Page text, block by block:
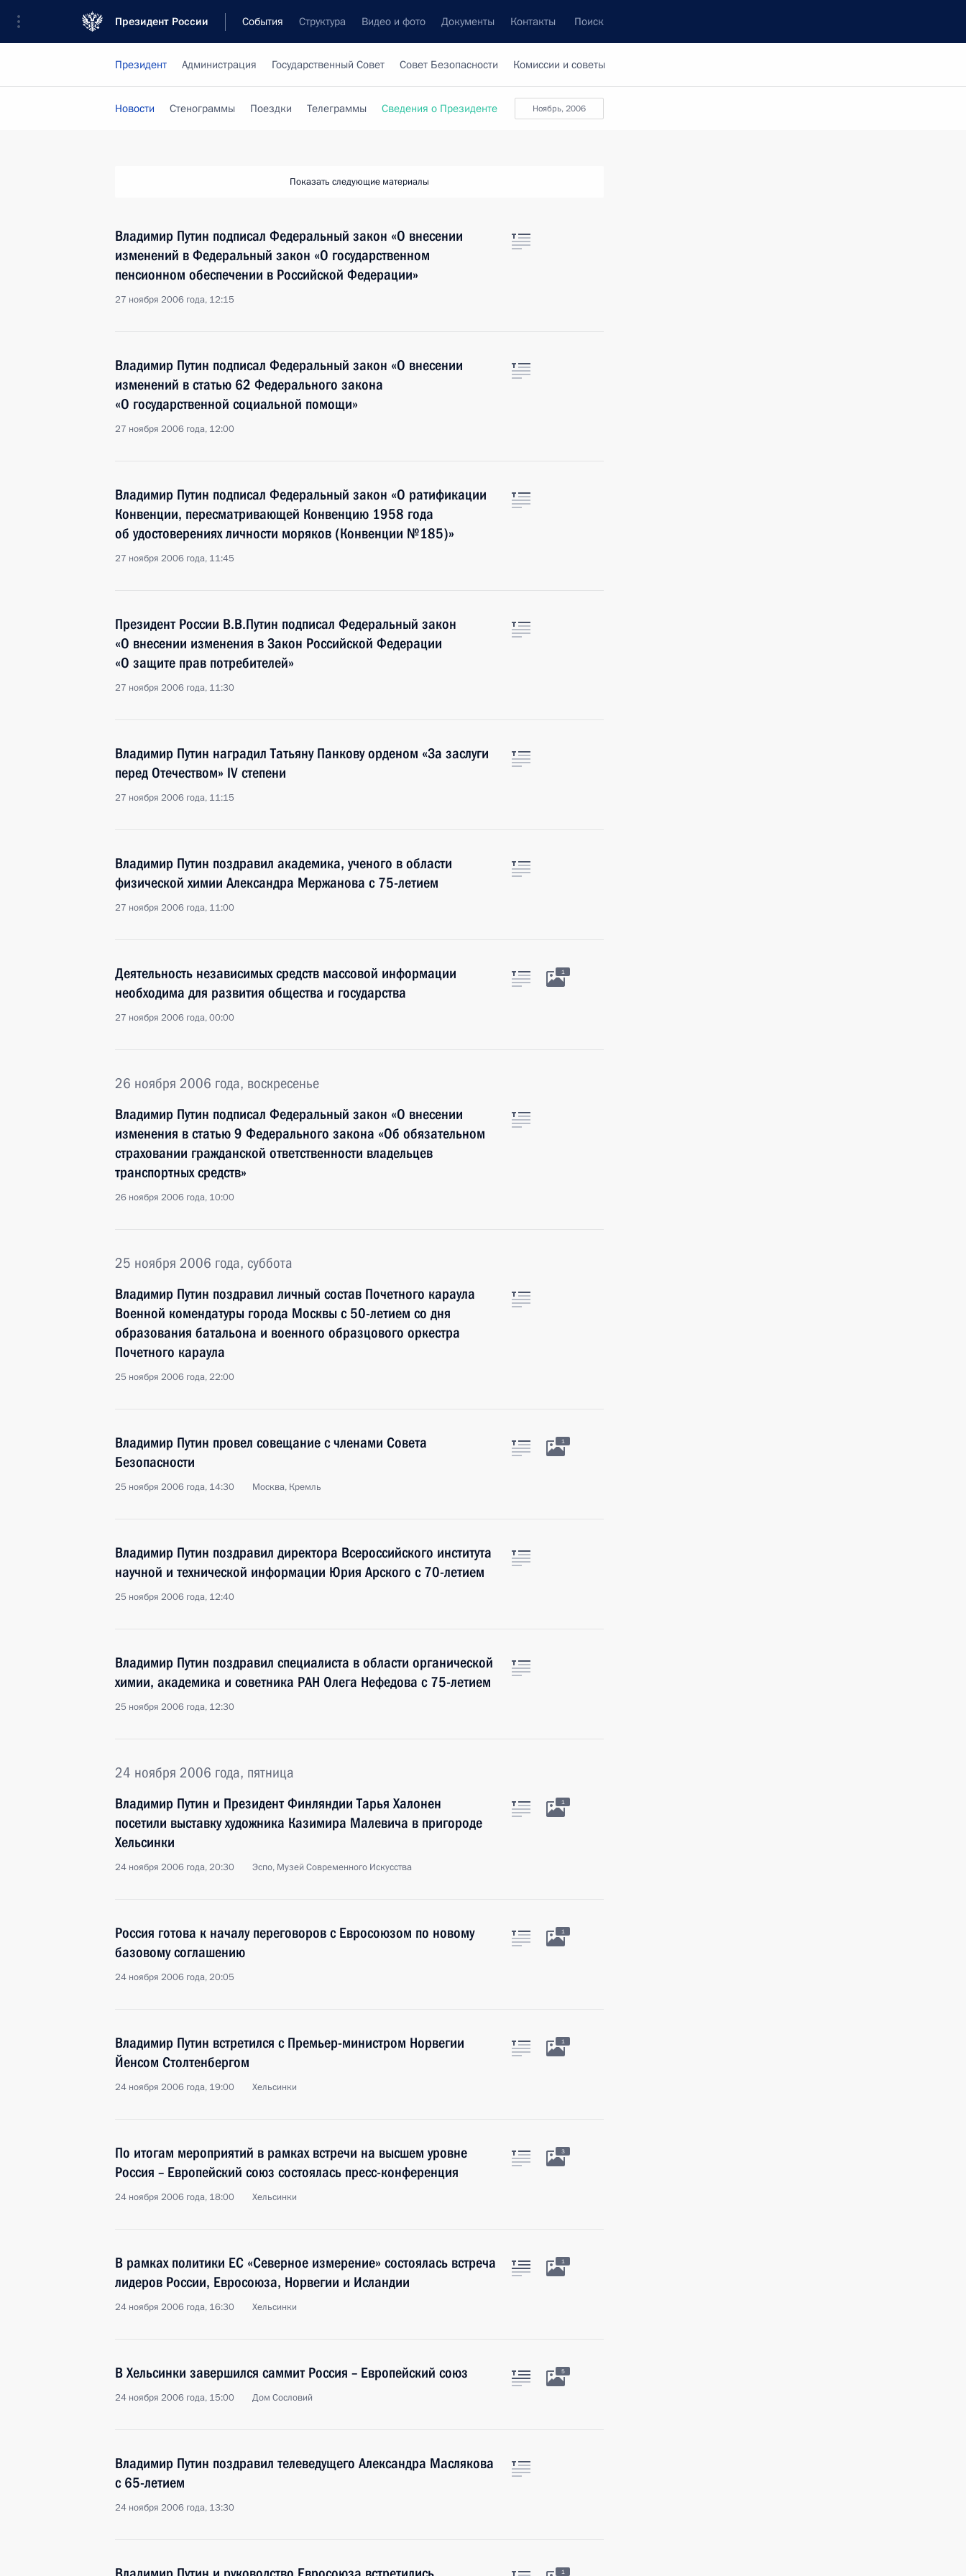
Президент России События Структура Видео и фото Документы Контакты Поиск
Президент Администрация Государственный Совет Совет Безопасности Комиссии и советы
ноябрь, 2006
Новости Стенограммы Поездки Телеграммы Сведения о Президенте
Показать следующие материалы
Владимир Путин подписал Федеральный закон «О внесении
изменений в Федеральный закон «О государственном
пенсионном обеспечении в Российской Федерации»
27 ноября 2006 года, 12:15
Владимир Путин подписал Федеральный закон «О внесении
изменений в статью 62 Федерального закона
«О государственной социальной помощи»
27 ноября 2006 года, 12:00
Владимир Путин подписал Федеральный закон «О ратификации
Конвенции, пересматривающей Конвенцию 1958 года
об удостоверениях личности моряков (Конвенции №185)»
27 ноября 2006 года, 11:45
Президент России В.В.Путин подписал Федеральный закон
«О внесении изменения в Закон Российской Федерации
«О защите прав потребителей»
27 ноября 2006 года, 11:30
Владимир Путин наградил Татьяну Панкову орденом «За заслуги
перед Отечеством» IV степени
27 ноября 2006 года, 11:15
Владимир Путин поздравил академика, ученого в области
физической химии Александра Мержанова с 75-летием
27 ноября 2006 года, 11:00
Деятельность независимых средств массовой информации
необходима для развития общества и государства
27 ноября 2006 года, 00:00
1
26 ноября 2006 года, воскресенье
Владимир Путин подписал Федеральный закон «О внесении
изменения в статью 9 Федерального закона «Об обязательном
страховании гражданской ответственности владельцев
транспортных средств»
26 ноября 2006 года, 10:00
25 ноября 2006 года, суббота
Владимир Путин поздравил личный состав Почетного караула
Военной комендатуры города Москвы с 50-летием со дня
образования батальона и военного образцового оркестра
Почетного караула
25 ноября 2006 года, 22:00
Владимир Путин провел совещание с членами Совета
Безопасности
25 ноября 2006 года, 14:30 Москва, Кремль
1
Владимир Путин поздравил директора Всероссийского института
научной и технической информации Юрия Арского с 70-летием
25 ноября 2006 года, 12:40
Владимир Путин поздравил специалиста в области органической
химии, академика и советника РАН Олега Нефедова с 75-летием
25 ноября 2006 года, 12:30
24 ноября 2006 года, пятница
Владимир Путин и Президент Финляндии Тарья Халонен
посетили выставку художника Казимира Малевича в пригороде
Хельсинки
24 ноября 2006 года, 20:30 Эспо, Музей Современного Искусства
1
Россия готова к началу переговоров с Евросоюзом по новому
базовому соглашению
24 ноября 2006 года, 20:05
1
Владимир Путин встретился с Премьер-министром Норвегии
Йенсом Столтенбергом
24 ноября 2006 года, 19:00 Хельсинки
1
По итогам мероприятий в рамках встречи на высшем уровне
Россия – Европейский союз состоялась пресс-конференция
24 ноября 2006 года, 18:00 Хельсинки
3
В рамках политики ЕС «Северное измерение» состоялась встреча
лидеров России, Евросоюза, Норвегии и Исландии
24 ноября 2006 года, 16:30 Хельсинки
1
В Хельсинки завершился саммит Россия – Европейский союз
24 ноября 2006 года, 15:00 Дом Сословий
5
Владимир Путин поздравил телеведущего Александра Маслякова
с 65-летием
24 ноября 2006 года, 13:30
1